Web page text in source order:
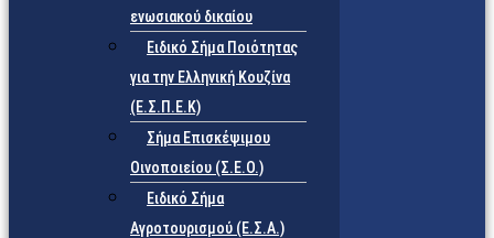
ενωσιακού δικαίου
Ειδικό Σήμα Ποιότητας
για την Ελληνική Κουζίνα
(Ε.Σ.Π.Ε.Κ)
Σήμα Επισκέψιμου
Οινοποιείου (Σ.Ε.Ο.)
Ειδικό Σήμα
Αγροτουρισμού (Ε.Σ.Α.)